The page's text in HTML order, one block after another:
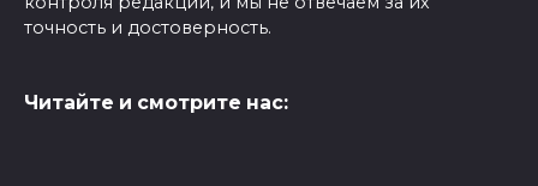
точность и достоверность.
Читайте и смотрите нас: